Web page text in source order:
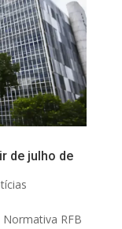
de julho de
RFB